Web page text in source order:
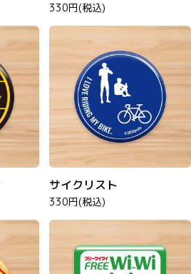
330円(税込)
サイクリスト
330円(税込)